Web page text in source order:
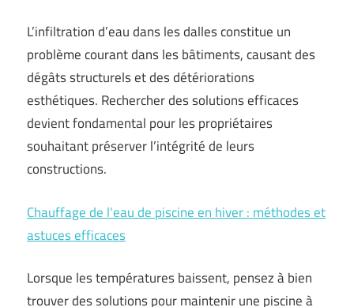
L’infiltration d’eau dans les dalles constitue un
problème courant dans les bâtiments, causant des
dégâts structurels et des détériorations
esthétiques. Rechercher des solutions efficaces
devient fondamental pour les propriétaires
souhaitant préserver l’intégrité de leurs
constructions.
Chauffage de l’eau de piscine en hiver : méthodes et
astuces efficaces
Lorsque les températures baissent, pensez à bien
trouver des solutions pour maintenir une piscine à